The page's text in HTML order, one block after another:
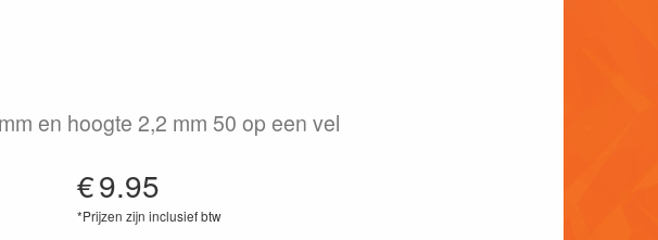
en hoogte 2,2 mm 50 op een vel
€9.95
*Prijzen zijn inclusief btw